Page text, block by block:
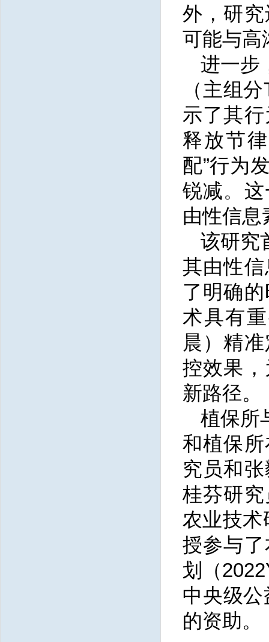
外，研
可能与高
进一步
（主组
示了其
释放节
配”行为
锐减。
由性信息
该研究
其由性
了明确
术具有
晨）精
控效果
新路径。
植保所
和植保
究员和
桂芬研
农业技术
授参与
划（
中央级
的资助。